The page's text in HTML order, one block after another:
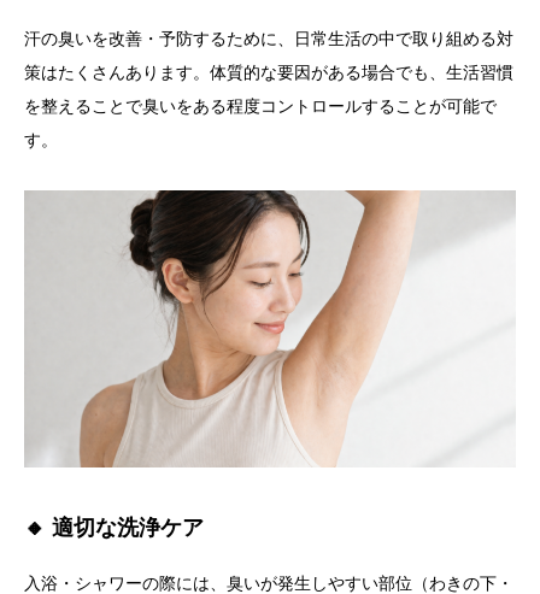
汗の臭いを改善・予防するために、日常生活の中で取り組める対
策はたくさんあります。体質的な要因がある場合でも、生活習慣
を整えることで臭いをある程度コントロールすることが可能で
す。
🔸 適切な洗浄ケア
入浴・シャワーの際には、臭いが発生しやすい部位（わきの下・